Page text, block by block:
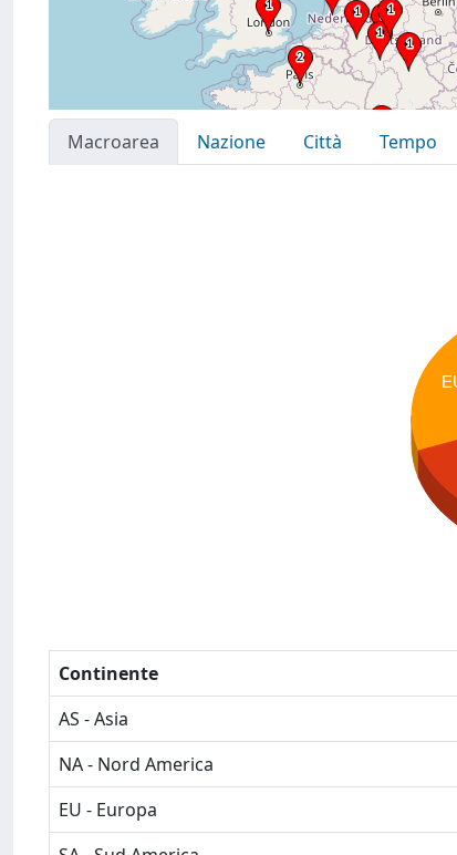
Macroarea Nazione Città
Tempo
Continente
AS - Asia
NA - Nord America
EU - Europa